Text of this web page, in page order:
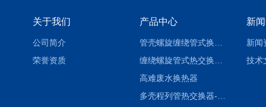
关于我们
公司简介
荣誉资质
产品中心
高难废水换热器
新
新闻
技术